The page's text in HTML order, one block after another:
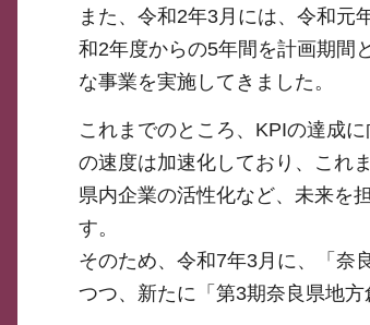
また、令和2年3月には、令和元
和2年度からの5年間を計画期間
な事業を実施してきました。
これまでのところ、KPIの達成
の速度は加速化しており、これ
県内企業の活性化など、未来を
す。
そのため、令和7年3月に、「奈
つつ、新たに「第3期奈良県地